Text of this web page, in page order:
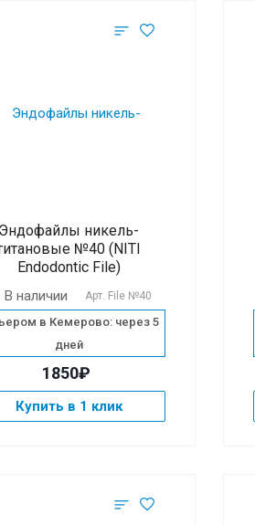
никель-
№40 (NITI
Endodontic File)
В наличии Арт. File №40
в Кемерово: через 5
дней
1850₽
Купить в 1 клик